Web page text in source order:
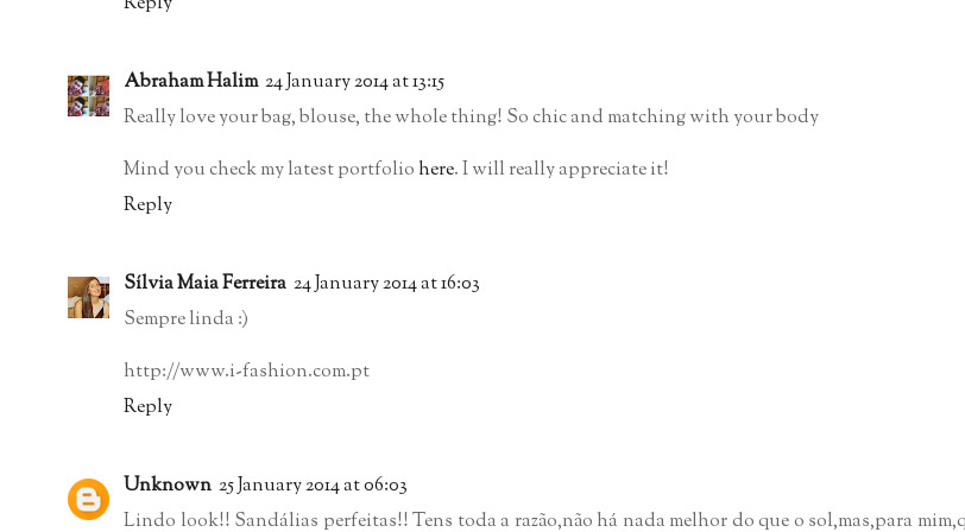
Abraham Halim 24 January 2014 at 13:15
Really love your bag, blouse, the whole thing! So chic and matching with your body
Mind you check my latest portfolio here. I will really appreciate it!
Reply
Sílvia Maia Ferreira 24 January 2014 at 16:03
Sempre linda :)
http://www.i-fashion.com.pt
Reply
Unknown 25 January 2014 at 06:03
Lindo look!! Sandálias perfeitas!! Tens toda a razão,não há nada melhor do que o sol,mas,para